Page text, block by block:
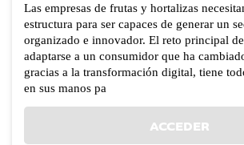
Las empresas de frutas y hortalizas
estructura para ser capaces de generar un
organizado e innovador. El reto principal
adaptarse a un consumidor que ha
gracias a la transformación digital, tiene
en sus manos pa
ACCEDER